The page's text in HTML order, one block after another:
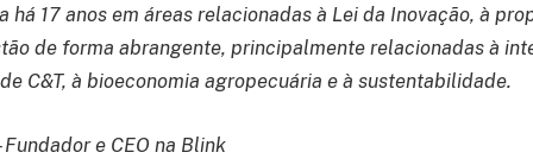
há 17 anos em áreas relacionadas à Lei da Inovação, à
de forma abrangente, principalmente relacionadas à
C&T, à bioeconomia agropecuária e à sustentabilidade.
Fundador e CEO na Blink